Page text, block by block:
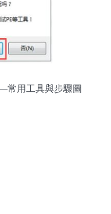
常用工具與步驟圖